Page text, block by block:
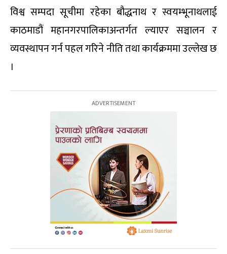
विश्व सम्पदा सूचीमा रहेका बौद्धनाथ र स्वयम्भूनाथलाई
काठमाडौं महानगरपालिकाअन्तर्गत ल्याएर सञ्चालन र
व्यवस्थापन गर्न पहल गरिने नीति तथा कार्यक्रममा उल्लेख छ
।